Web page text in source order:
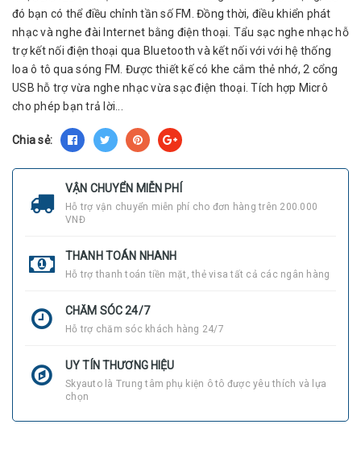
đó bạn có thể điều chỉnh tần số FM. Đồng thời, điều khiển phát
nhạc và nghe đài Internet bằng điện thoại. Tẩu sạc nghe nhạc hỗ
trợ kết nối điện thoại qua Bluetooth và kết nối với với hệ thống
loa ô tô qua sóng FM. Được thiết kế có khe cắm thẻ nhớ, 2 cổng
USB hỗ trợ vừa nghe nhạc vừa sạc điện thoại. Tích hợp Micrô
cho phép bạn trả lời...
Chia sẻ:
VẬN CHUYỂN MIỄN PHÍ
Hỗ trợ vận chuyển miễn phí cho đơn hàng trên 200.000
VNĐ
THANH TOÁN NHANH
Hỗ trợ thanh toán tiền mặt, thẻ visa tất cả các ngân hàng
CHĂM SÓC 24/7
Hỗ trợ chăm sóc khách hàng 24/7
UY TÍN THƯƠNG HIỆU
Skyauto là Trung tâm phụ kiện ô tô được yêu thích và lựa
chọn